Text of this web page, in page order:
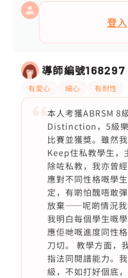
登入
導師編號168297
有愛心 細心 有耐性
本人考獲ABRSM 8
Distinction，5級
比賽並獲獎。雖然
Keep住私教學生，
除咗私教，我亦曾
應對不同性格嘅學
定，有啲怕醜唔敢
放棄——呢啲情況我
我明白每個學生嘅
應佢哋嘅進度同性
刀切。 教學方面，
指法同閱譜能力。
級，不如打好個底